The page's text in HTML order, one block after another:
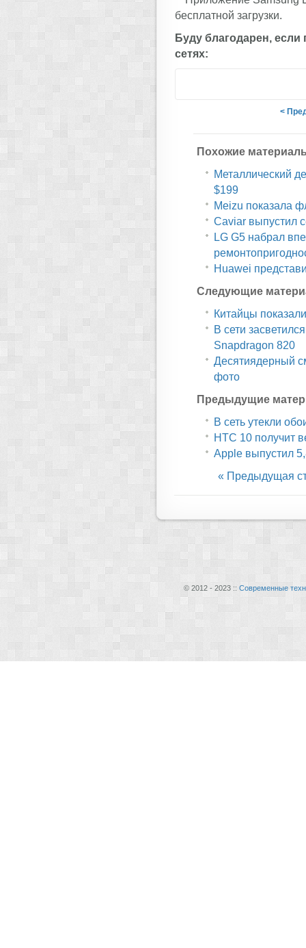
бесплатной загрузки.
Буду благодарен, если
сетях:
<
Похожие
Металлический
$199
Meizu показала
Caviar выпустил
LG G5 набрал
Huawei
Следующие
Китайцы
В сети
Snapdragon 820
Десятиядерный
фото
Предыдущие
В сеть утекли
HTC 10 получит
Apple выпустил
« Предыдущая
© 2012 - 2023 :: Современные